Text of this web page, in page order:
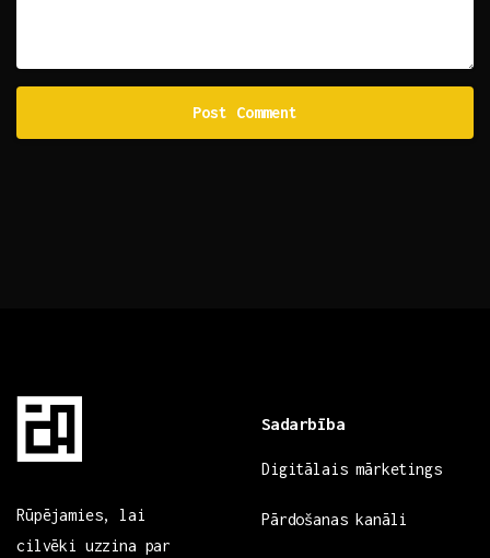
Rūpējamies, lai
cilvēki uzzina par
Sadarbība
Digitālais mārketings
Pārdošanas kanāli